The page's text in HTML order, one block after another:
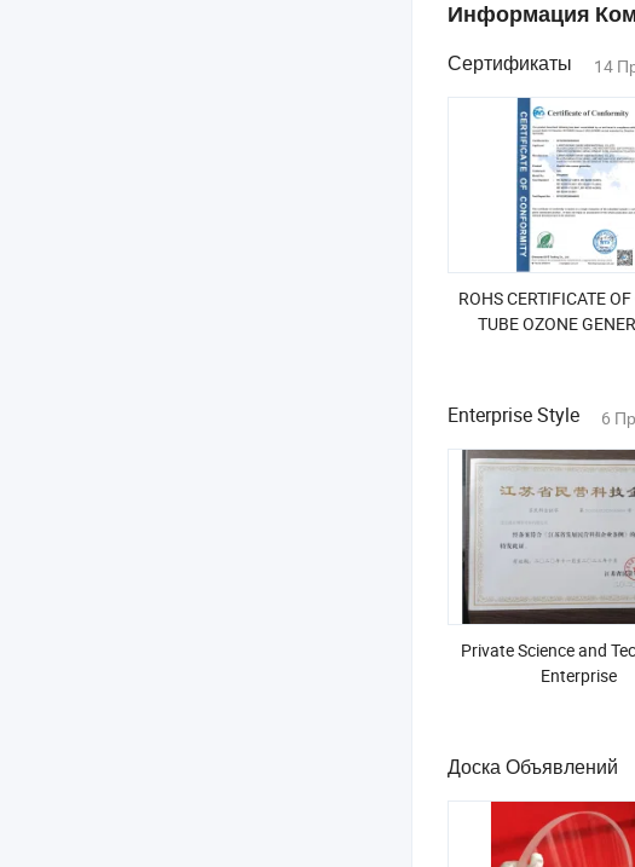
Информация
Сертификаты 14
ROHS CERTIFICATE
TUBE OZONE
Enterprise Style 6
Private Science and
Enterprise
Доска Объявлений